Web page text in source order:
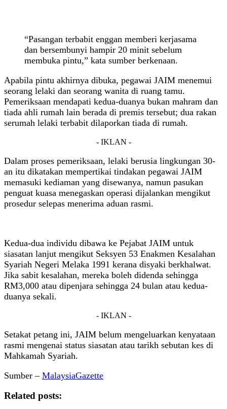
“Pasangan terbabit enggan memberi kerjasama
dan bersembunyi hampir 20 minit sebelum
membuka pintu,” kata sumber berkenaan.
Apabila pintu akhirnya dibuka, pegawai JAIM menemui
seorang lelaki dan seorang wanita di ruang tamu.
Pemeriksaan mendapati kedua-duanya bukan mahram dan
tiada ahli rumah lain berada di premis tersebut; dua rakan
serumah lelaki terbabit dilaporkan tiada di rumah.
- IKLAN -
Dalam proses pemeriksaan, lelaki berusia lingkungan 30-
an itu dikatakan mempertikai tindakan pegawai JAIM
memasuki kediaman yang disewanya, namun pasukan
penguat kuasa menegaskan operasi dijalankan mengikut
prosedur selepas menerima aduan rasmi.
Kedua-dua individu dibawa ke Pejabat JAIM untuk
siasatan lanjut mengikut Seksyen 53 Enakmen Kesalahan
Syariah Negeri Melaka 1991 kerana disyaki berkhalwat.
Jika sabit kesalahan, mereka boleh didenda sehingga
RM3,000 atau dipenjara sehingga 24 bulan atau kedua-
duanya sekali.
- IKLAN -
Setakat petang ini, JAIM belum mengeluarkan kenyataan
rasmi mengenai status siasatan atau tarikh sebutan kes di
Mahkamah Syariah.
Sumber – MalaysiaGazette
Related posts: